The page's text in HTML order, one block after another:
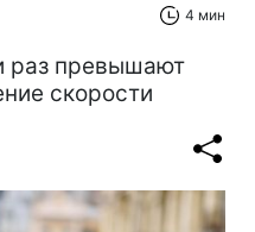
4 мин
раз превышают
скорости